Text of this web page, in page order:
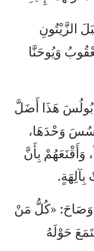
الزَّيْتُونِ
وَيُوحَنَّا
بُولُسَ هَذَا أَضَلَّ
وَحْدَهَا،
وَأَقْنَعَهُمْ بِأَنَّ
بِآلِهَةٍ.
«كُلُّ مَنْ
حَوْلَهُ